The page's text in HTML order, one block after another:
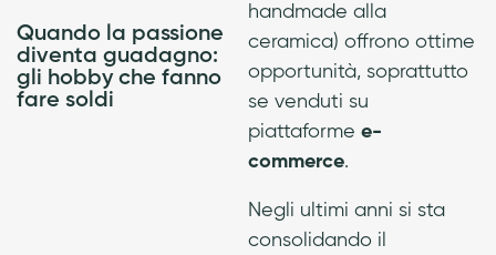
Quando la passione
diventa guadagno:
gli hobby che fanno
fare soldi
handmade alla
ceramica) offrono ottime
opportunità, soprattutto
se venduti su
piattaforme e-
commerce.
Negli ultimi anni si sta
consolidando il